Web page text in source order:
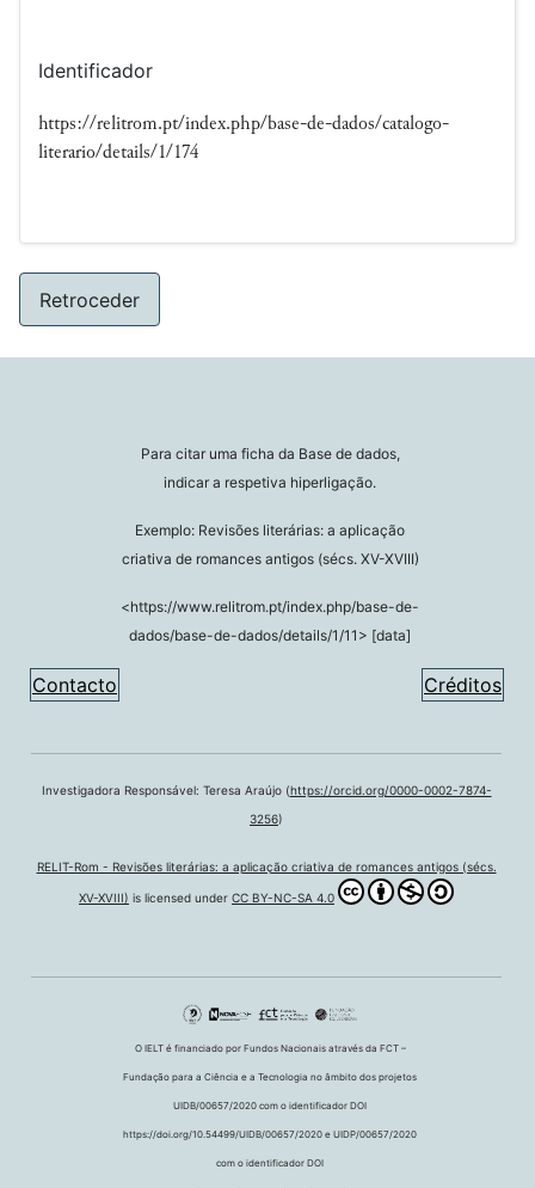
Identificador
https://relitrom.pt/index.php/base-de-dados/catalogo-
literario/details/1/174
Retroceder
Para citar uma ficha da Base de dados,
indicar a respetiva hiperligação.
Exemplo: Revisões literárias: a aplicação
criativa de romances antigos (sécs. XV-XVIII)
<https://www.relitrom.pt/index.php/base-de-
dados/base-de-dados/details/1/11> [data]
Contacto Créditos
Investigadora Responsável: Teresa Araújo (https://orcid.org/0000-0002-7874-
3256)
RELIT-Rom - Revisões literárias: a aplicação criativa de romances antigos (sécs.
XV-XVIII) is licensed under CC BY-NC-SA 4.0
O IELT é financiado por Fundos Nacionais através da FCT –
Fundação para a Ciência e a Tecnologia no âmbito dos projetos
UIDB/00657/2020 com o identificador DOI
https://doi.org/10.54499/UIDB/00657/2020 e UIDP/00657/2020
com o identificador DOI